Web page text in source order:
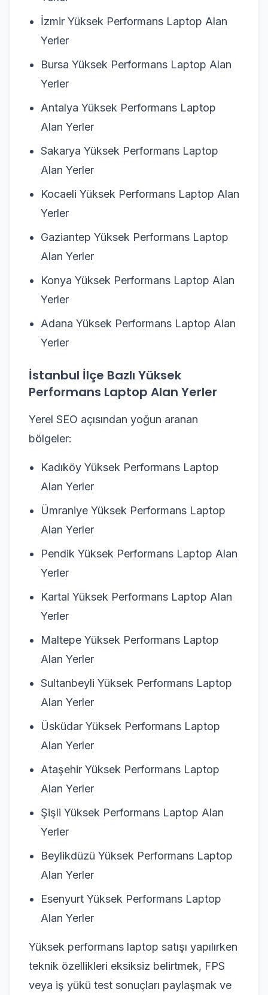
İzmir Yüksek Performans Laptop Alan
Yerler
Bursa Yüksek Performans Laptop Alan
Yerler
Antalya Yüksek Performans Laptop
Alan Yerler
Sakarya Yüksek Performans Laptop
Alan Yerler
Kocaeli Yüksek Performans Laptop Alan
Yerler
Gaziantep Yüksek Performans Laptop
Alan Yerler
Konya Yüksek Performans Laptop Alan
Yerler
Adana Yüksek Performans Laptop Alan
Yerler
İstanbul İlçe Bazlı Yüksek
Performans Laptop Alan Yerler
Yerel SEO açısından yoğun aranan
bölgeler:
Kadıköy Yüksek Performans Laptop
Alan Yerler
Ümraniye Yüksek Performans Laptop
Alan Yerler
Pendik Yüksek Performans Laptop Alan
Yerler
Kartal Yüksek Performans Laptop Alan
Yerler
Maltepe Yüksek Performans Laptop
Alan Yerler
Sultanbeyli Yüksek Performans Laptop
Alan Yerler
Üsküdar Yüksek Performans Laptop
Alan Yerler
Ataşehir Yüksek Performans Laptop
Alan Yerler
Şişli Yüksek Performans Laptop Alan
Yerler
Beylikdüzü Yüksek Performans Laptop
Alan Yerler
Esenyurt Yüksek Performans Laptop
Alan Yerler
Yüksek performans laptop satışı yapılırken
teknik özellikleri eksiksiz belirtmek, FPS
veya iş yükü test sonuçları paylaşmak ve